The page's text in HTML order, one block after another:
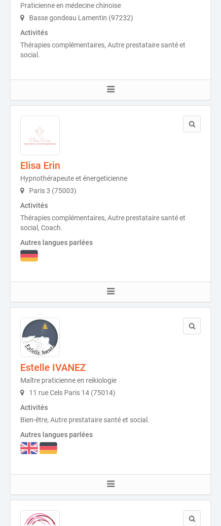
Praticienne en médecine chinoise
Basse gondeau Lamentin (97232)
Activités
Thérapies complémentaires, Autre prestataire santé et
social.
Elisa Erin
Hypnothérapeute et énergeticienne
Paris 3 (75003)
Activités
Thérapies complémentaires, Autre prestataire santé et
social, Coach.
Autres langues parlées
Estelle IVANEZ
Maître praticienne en reikiologie
11 rue Cels Paris 14 (75014)
Activités
Bien-être, Autre prestataire santé et social.
Autres langues parlées